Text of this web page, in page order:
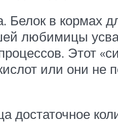
Белок в кормах
любимицы
Этот
или они не
достаточное